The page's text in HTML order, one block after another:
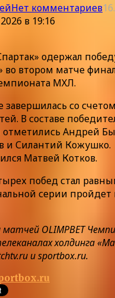
Нет комментариев
в 19:16
одержал
во втором матче
МХЛ.
завершилась со
В составе
Андрей
и Силантий Кожушко.
Матвей Котков.
побед стал
серии пройдет
OLIMPBET
холдинга
и sportbox.ru.